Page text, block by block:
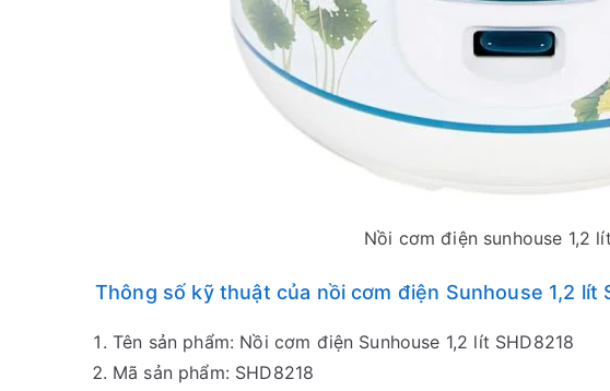
Nồi cơm điện sunhouse 1,2
Thông số kỹ thuật của nồi cơm điện Sunhouse 1,2 lít
Tên sản phẩm: Nồi cơm điện Sunhouse 1,2 lít SHD8218
Mã sản phẩm: SHD8218